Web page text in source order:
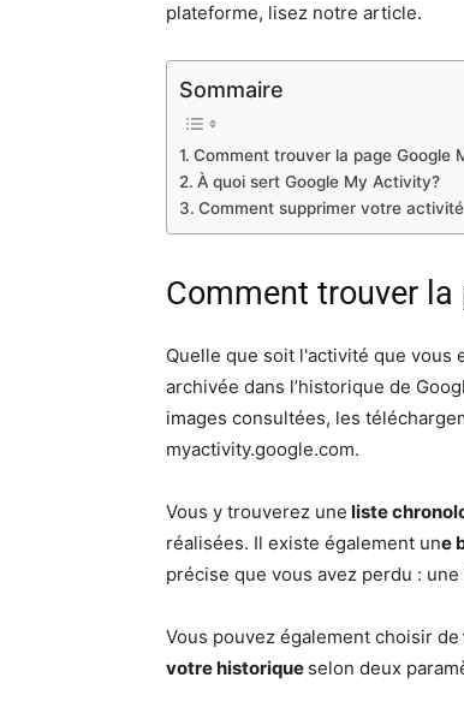
plateforme, lisez notre article.
Sommaire
Comment trouver la page Google
À quoi sert Google My Activity?
Comment supprimer votre
Comment trouver la
Quelle que soit l'activité que
archivée dans l’historique de
images consultées, les
myactivity.google.com.
Vous y trouverez une liste
réalisées. Il existe également une
précise que vous avez perdu :
Vous pouvez également choisir de
votre historique selon deux